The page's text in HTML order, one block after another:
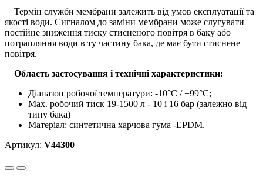
Термін служби мембрани залежить від умов експлуатації та
якості води. Сигналом до заміни мембрани може слугувати
постійне зниження тиску стисненого повітря в баку або
потрапляння води в ту частину бака, де має бути стиснене
повітря.
Область застосування і технічні характеристики:
Діапазон робочої температури: -10°С / +99°С;
Max. робочий тиск 19-1500 л - 10 і 16 бар (залежно від
типу бака)
Матеріал: синтетична харчова гума -EPDM.
Артикул: V44300